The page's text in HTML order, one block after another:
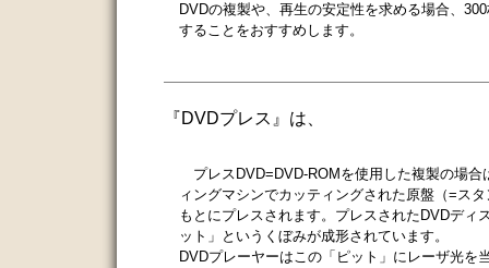
DVDの複製や、再生の安定性を求める場合、
することをおすすめします。
『DVDプレス』 は、
プレスDVD=DVD-ROMを使用した複製の場合
ィングマシンでカッティングされた原盤（=ス
もとにプレスされます。プレスされたDVDディ
ット」というくぼみが成形されています。
DVDプレーヤーはこの「ピット」にレーザ光を